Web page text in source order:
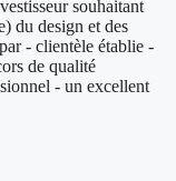
souhaitant
du design et des
- clientèle établie -
de qualité
- un excellent